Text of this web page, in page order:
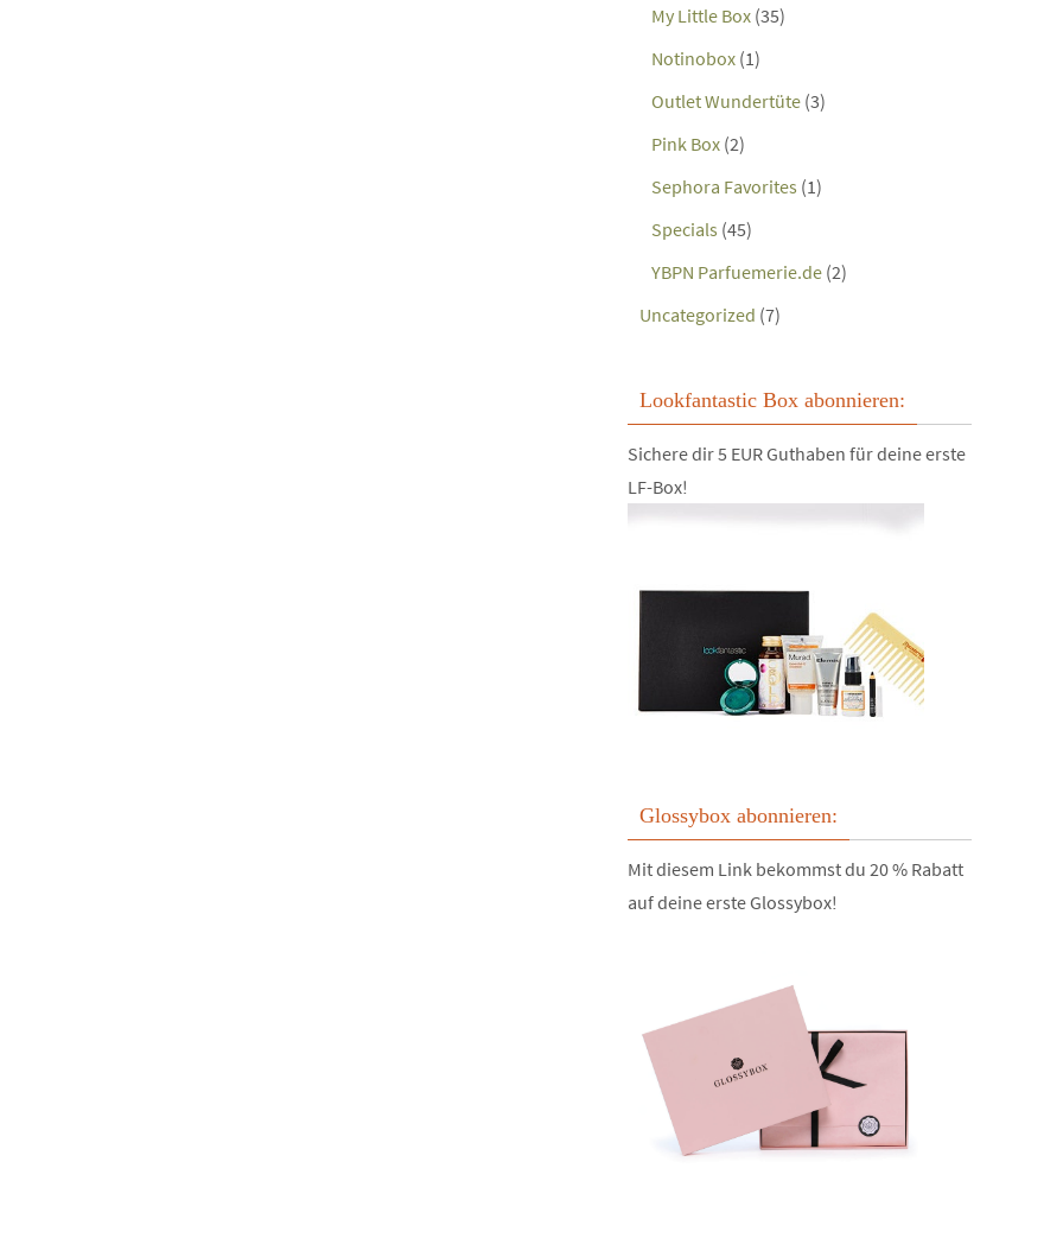
My Little Box (35)
Notinobox (1)
Outlet Wundertüte (3)
Pink Box (2)
Sephora Favorites (1)
Specials (45)
YBPN Parfuemerie.de (2)
Uncategorized (7)
Lookfantastic Box abonnieren:
Sichere dir 5 EUR Guthaben für deine erste
LF-Box!
Glossybox abonnieren:
Mit diesem Link bekommst du 20 % Rabatt
auf deine erste Glossybox!